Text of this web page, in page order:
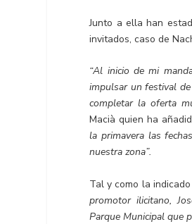
Junto a ella han
invitados, caso de
“Al inicio de mi
impulsar un festival de
completar la oferta
Macià quien ha
la primavera las
nuestra zona”.
Tal y como la
promotor ilicitano,
Parque Municipal que